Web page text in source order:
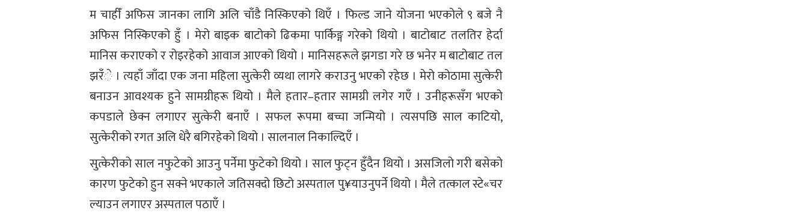
म चाहीँ अफिस जानका लागि अलि चाँडै निस्किएको थिएँ । फिल्ड जाने योजना भएकोले ९ बजे नै
अफिस निस्किएको हुँ । मेरो बाइक बाटोको ढिकमा पार्किङ्ग गरेको थियो । बाटोबाट तलतिर हेर्दा
मानिस कराएको र रोइरहेको आवाज आएको थियो । मानिसहरूले झगडा गरे छ भनेर म बाटोबाट तल
झरँे । त्यहाँ जाँदा एक जना महिला सुत्केरी व्यथा लागरे कराउनु भएको रहेछ । मेरो कोठामा सुत्केरी
बनाउन आवश्यक हुने सामग्रीहरू थियो । मैले हतार–हतार सामग्री लगेर गएँ । उनीहरूसँग भएको
कपडाले छेक्न लगाएर सुत्केरी बनाएँ । सफल रूपमा बच्चा जन्मियो । त्यसपछि साल काटियो,
सुत्केरीको रगत अलि धेरै बगिरहेको थियो । सालनाल निकाल्दिएँ ।
सुत्केरीको साल नफुटेको आउनु पर्नेमा फुटेको थियो । साल फुट्न हुँदैन थियो । असजिलो गरी बसेको
कारण फुटेको हुन सक्ने भएकाले जतिसक्दो छिटो अस्पताल पु¥याउनुपर्ने थियो । मैले तत्काल स्टे«चर
ल्याउन लगाएर अस्पताल पठाएँ ।